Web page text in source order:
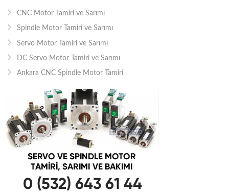
CNC Motor Tamiri ve Sarımı
Spindle Motor Tamiri ve Sarımı
Servo Motor Tamiri ve Sarımı
DC Servo Motor Tamiri ve Sarımı
Ankara CNC Spindle Motor Tamiri